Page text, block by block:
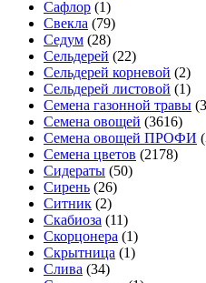
Сафлор (1)
Свекла (79)
Седум (28)
Сельдерей (22)
Сельдерей корневой (2)
Сельдерей листовой (1)
Семена газонной травы
Семена овощей (3616)
Семена овощей ПРОФИ
Семена цветов (2178)
Сидераты (50)
Сирень (26)
Ситник (2)
Скабиоза (11)
Скорцонера (1)
Скрытница (1)
Слива (34)